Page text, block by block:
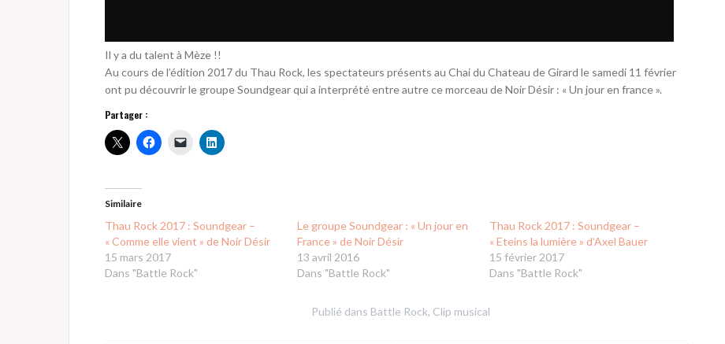
Il y a du talent à Mèze !!
Au cours de l’édition 2017 du Thau Rock, les spectateurs présents au Chai du Chateau de Girard le samedi 11 février
ont pu découvrir le groupe Soundgear qui a interprété entre autre ce morceau de Noir Désir : « Un jour en france ».
Partager :
Similaire
Thau Rock 2017 : Soundgear –
« Comme elle vient » de Noir Désir
15 mars 2017
Dans "Battle Rock"
Le groupe Soundgear : « Un jour en
France » de Noir Désir
13 avril 2016
Dans "Battle Rock"
Thau Rock 2017 : Soundgear –
« Eteins la lumière » d’Axel Bauer
15 février 2017
Dans "Battle Rock"
Publié dans Battle Rock, Clip musical